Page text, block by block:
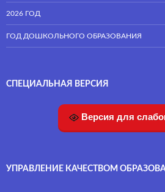
2026 ГОД
ГОД ДОШКОЛЬНОГО ОБРАЗОВАНИЯ
СПЕЦИАЛЬНАЯ ВЕРСИЯ
Версия для
УПРАВЛЕНИЕ КАЧЕСТВОМ